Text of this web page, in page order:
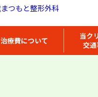
治療費について
当ク
交